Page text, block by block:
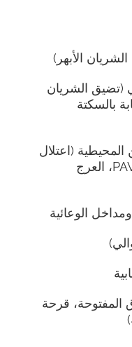
الشريان الأبهر)
(تضيق الشريان
بالسكتة
(اعتلال
الشرايين المحيطية PAVK، العرج
الوعائية
المفتوحة، قرحة